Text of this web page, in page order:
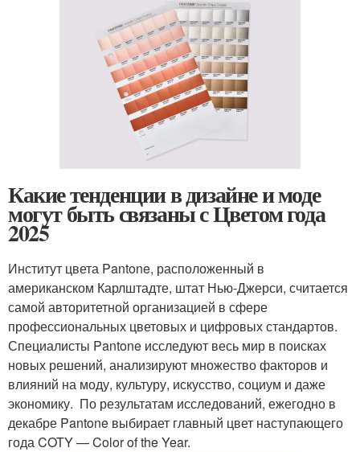
Какие тенденции в дизайне и моде
могут быть связаны с Цветом года
2025
Институт цвета Pantone, расположенный в
американском Карлштадте, штат Нью-Джерси, считается
самой авторитетной организацией в сфере
профессиональных цветовых и цифровых стандартов.
Специалисты Pantone исследуют весь мир в поисках
новых решений, анализируют множество факторов и
влияний на моду, культуру, искусство, социум и даже
экономику. По результатам исследований, ежегодно в
декабре Pantone выбирает главный цвет наступающего
года COTY — Color of the Year.